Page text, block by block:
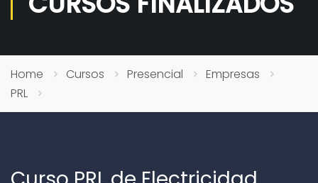
Home Cursos Presencial
Empresas
PRL